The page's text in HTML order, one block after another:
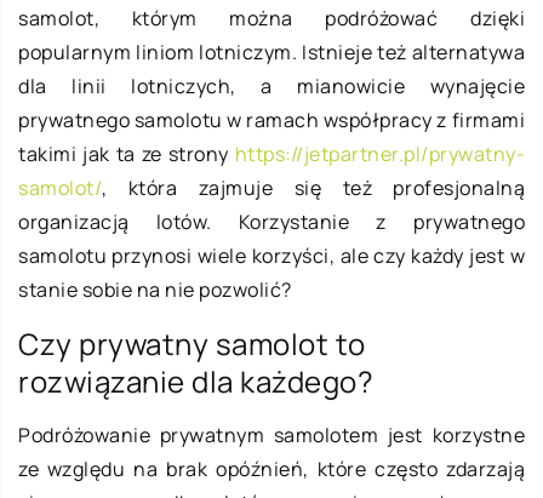
samolot, którym można podróżować dzięki
popularnym liniom lotniczym. Istnieje też alternatywa
dla linii lotniczych, a mianowicie wynajęcie
prywatnego samolotu w ramach współpracy z firmami
takimi jak ta ze strony https://jetpartner.pl/prywatny-
samolot/, która zajmuje się też profesjonalną
organizacją lotów. Korzystanie z prywatnego
samolotu przynosi wiele korzyści, ale czy każdy jest w
stanie sobie na nie pozwolić?
Czy prywatny samolot to
rozwiązanie dla każdego?
Podróżowanie prywatnym samolotem jest korzystne
ze względu na brak opóźnień, które często zdarzają